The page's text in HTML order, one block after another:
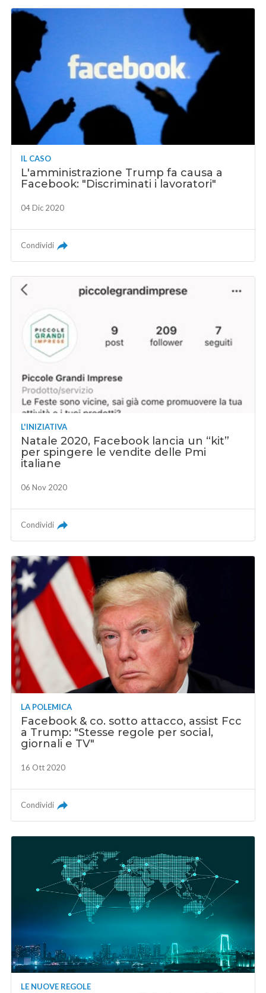
IL CASO
L'amministrazione Trump fa causa a
Facebook: "Discriminati i lavoratori"
04 Dic 2020
Condividi
L'INIZIATIVA
Natale 2020, Facebook lancia un “kit”
per spingere le vendite delle Pmi
italiane
06 Nov 2020
Condividi
LA POLEMICA
Facebook & co. sotto attacco, assist Fcc
a Trump: "Stesse regole per social,
giornali e TV"
16 Ott 2020
Condividi
LE NUOVE REGOLE